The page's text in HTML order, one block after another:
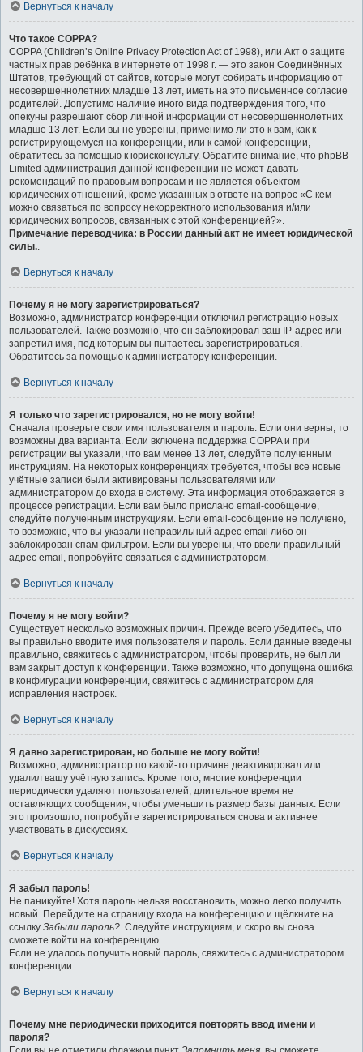
Вернуться к началу
Что такое COPPA?
COPPA (Children’s Online Privacy Protection Act of 1998), или Акт о защите
частных прав ребёнка в интернете от 1998 г. — это закон Соединённых
Штатов, требующий от сайтов, которые могут собирать информацию от
несовершеннолетних младше 13 лет, иметь на это письменное согласие
родителей. Допустимо наличие иного вида подтверждения того, что
опекуны разрешают сбор личной информации от несовершеннолетних
младше 13 лет. Если вы не уверены, применимо ли это к вам, как к
регистрирующемуся на конференции, или к самой конференции,
обратитесь за помощью к юрисконсульту. Обратите внимание, что phpBB
Limited администрация данной конференции не может давать
рекомендаций по правовым вопросам и не является объектом
юридических отношений, кроме указанных в ответе на вопрос «С кем
можно связаться по вопросу некорректного использования и/или
юридических вопросов, связанных с этой конференцией?».
Примечание переводчика: в России данный акт не имеет юридической
силы..
Вернуться к началу
Почему я не могу зарегистрироваться?
Возможно, администратор конференции отключил регистрацию новых
пользователей. Также возможно, что он заблокировал ваш IP-адрес или
запретил имя, под которым вы пытаетесь зарегистрироваться.
Обратитесь за помощью к администратору конференции.
Вернуться к началу
Я только что зарегистрировался, но не могу войти!
Сначала проверьте свои имя пользователя и пароль. Если они верны, то
возможны два варианта. Если включена поддержка COPPA и при
регистрации вы указали, что вам менее 13 лет, следуйте полученным
инструкциям. На некоторых конференциях требуется, чтобы все новые
учётные записи были активированы пользователями или
администратором до входа в систему. Эта информация отображается в
процессе регистрации. Если вам было прислано email-сообщение,
следуйте полученным инструкциям. Если email-сообщение не получено,
то возможно, что вы указали неправильный адрес email либо он
заблокирован спам-фильтром. Если вы уверены, что ввели правильный
адрес email, попробуйте связаться с администратором.
Вернуться к началу
Почему я не могу войти?
Существует несколько возможных причин. Прежде всего убедитесь, что
вы правильно вводите имя пользователя и пароль. Если данные введены
правильно, свяжитесь с администратором, чтобы проверить, не был ли
вам закрыт доступ к конференции. Также возможно, что допущена ошибка
в конфигурации конференции, свяжитесь с администратором для
исправления настроек.
Вернуться к началу
Я давно зарегистрирован, но больше не могу войти!
Возможно, администратор по какой-то причине деактивировал или
удалил вашу учётную запись. Кроме того, многие конференции
периодически удаляют пользователей, длительное время не
оставляющих сообщения, чтобы уменьшить размер базы данных. Если
это произошло, попробуйте зарегистрироваться снова и активнее
участвовать в дискуссиях.
Вернуться к началу
Я забыл пароль!
Не паникуйте! Хотя пароль нельзя восстановить, можно легко получить
новый. Перейдите на страницу входа на конференцию и щёлкните на
ссылку Забыли пароль?. Следуйте инструкциям, и скоро вы снова
сможете войти на конференцию.
Если не удалось получить новый пароль, свяжитесь с администратором
конференции.
Вернуться к началу
Почему мне периодически приходится повторять ввод имени и
пароля?